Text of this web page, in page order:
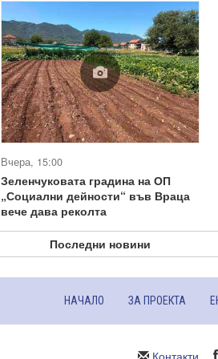
Вчера, 15:00
Зеленчуковата градина на ОП
„Социални дейности“ във Враца
вече дава реколта
Последни новини
НАЧАЛО ЗА ПРОЕКТА